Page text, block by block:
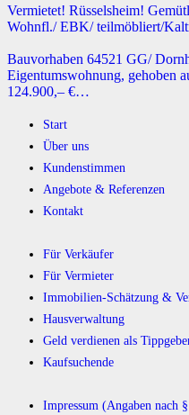
Vermietet! Rüsselsheim!
Wohnfl./ EBK/ teilmöbliert/
Bauvorhaben 64521 GG/
Eigentumswohnung, gehoben
124.900,– €…
Start
Über uns
Kundenstimmen
Angebote & Referenzen
Kontakt
Für Verkäufer
Für Vermieter
Immobilien-Schätzung &
Hausverwaltung
Geld verdienen als
Kaufsuchende
Impressum (Angaben nach